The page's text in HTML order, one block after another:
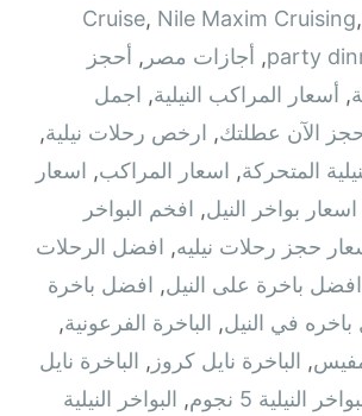
Cruise, Nile Maxim Cruising,
party
, أجازات مصر , أحجز
, أسعار المراكب النيلية, اجمل
الآن عطلتك, ارخص رحلات نيلية,
المتحركة, اسعار المراكب, اسعار
اسعار بواخر النيل, افخم البواخر
حجز رحلات نيليه, افضل الرحلات
افضل باخرة على النيل, افضل باخرة
في النيل, الباخرة الفرعونية,
, الباخرة نايل كروز , الباخرة نايل
النيلية 5 نجوم , البواخر النيلية